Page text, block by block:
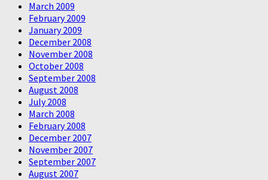
March 2009
February 2009
January 2009
December 2008
November 2008
October 2008
September 2008
August 2008
July 2008
March 2008
February 2008
December 2007
November 2007
September 2007
August 2007